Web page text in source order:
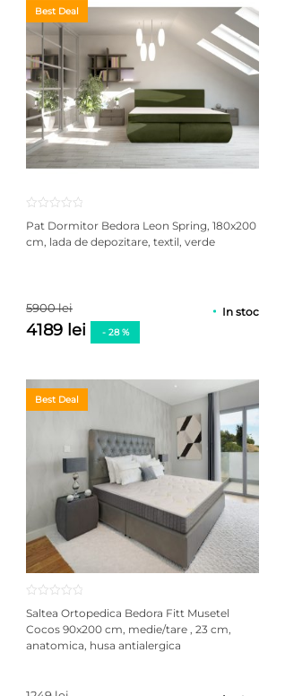
Best Deal
Pat Dormitor Bedora Leon Spring, 180x200
cm, lada de depozitare, textil, verde
5900 lei
4189 lei - 28 %
In stoc
Best Deal
Saltea Ortopedica Bedora Fitt Musetel
Cocos 90x200 cm, medie/tare , 23 cm,
anatomica, husa antialergica